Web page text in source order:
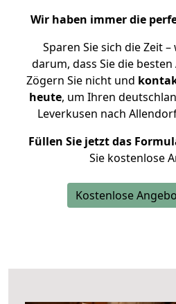
Wir haben immer die
Sparen Sie sich die Zeit
darum, dass Sie die
Zögern Sie nicht und
heute, um Ihren
Leverkusen nach
Füllen Sie jetzt das
Sie kostenlose
Kostenlose